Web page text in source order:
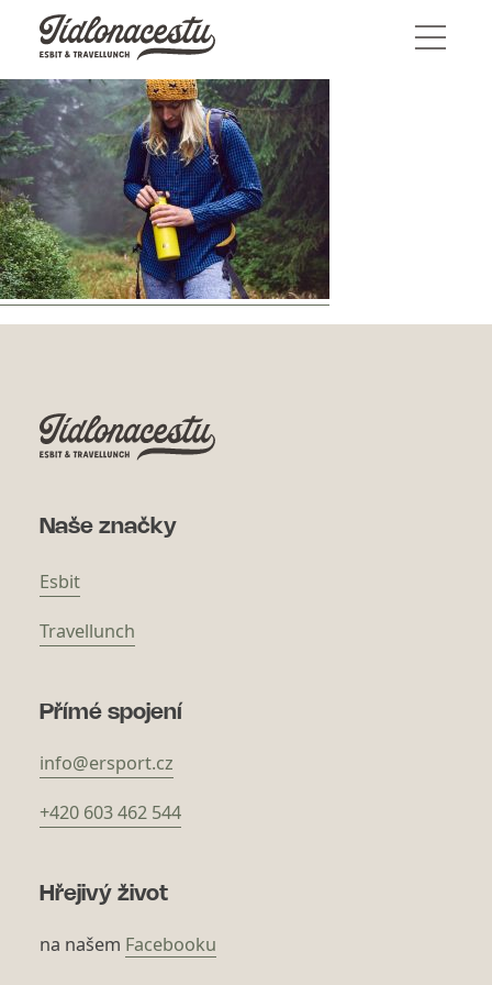
Naše značky
Esbit
Travellunch
Přímé spojení
info@ersport.cz
+420 603 462 544
Hřejivý život
na našem Facebooku